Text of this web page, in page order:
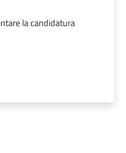
la candidatura